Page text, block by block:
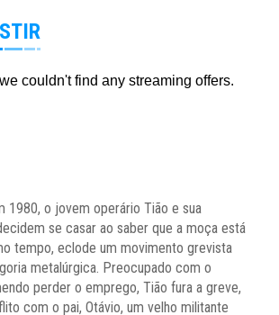
1980, o jovem operário Tião e sua
se casar ao saber que a moça está
tempo, eclode um movimento grevista
metalúrgica. Preocupado com o
perder o emprego, Tião fura a greve,
com o pai, Otávio, um velho militante